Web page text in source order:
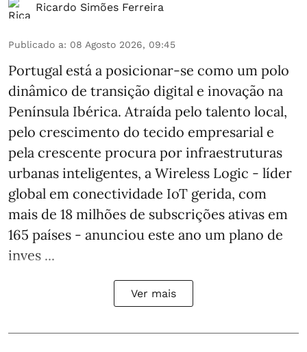
Ricardo Simões Ferreira
Publicado a: 08 Agosto 2026, 09:45
Portugal está a posicionar-se como um polo
dinâmico de transição digital e inovação na
Península Ibérica. Atraída pelo talento local,
pelo crescimento do tecido empresarial e
pela crescente procura por infraestruturas
urbanas inteligentes, a Wireless Logic - líder
global em conectividade IoT gerida, com
mais de 18 milhões de subscrições ativas em
165 países - anunciou este ano um plano de
inves ...
Ver mais